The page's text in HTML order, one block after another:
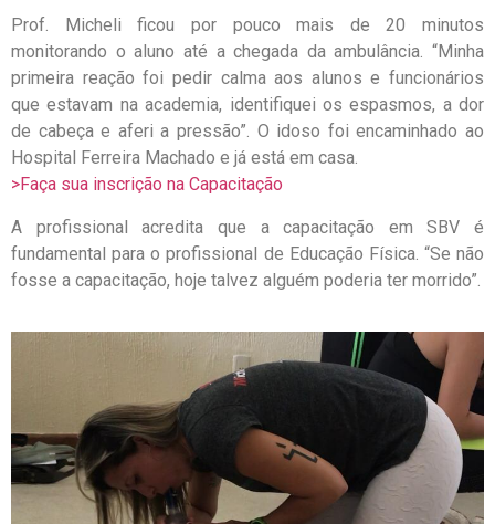
Prof. Micheli ficou por pouco mais de 20 minutos
monitorando o aluno até a chegada da ambulância. “Minha
primeira reação foi pedir calma aos alunos e funcionários
que estavam na academia, identifiquei os espasmos, a dor
de cabeça e aferi a pressão”. O idoso foi encaminhado ao
Hospital Ferreira Machado e já está em casa.
>Faça sua inscrição na Capacitação
A profissional acredita que a capacitação em SBV é
fundamental para o profissional de Educação Física. “Se não
fosse a capacitação, hoje talvez alguém poderia ter morrido”.